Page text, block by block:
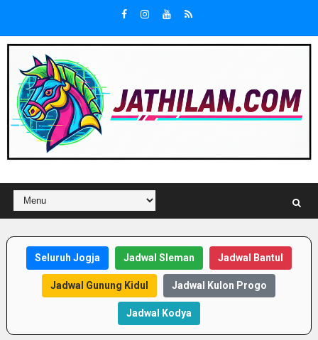
Seluruh Jogja Jadwal Sleman Jadwal Bantul
Jadwal Gunung Kidul Jadwal Kulon Progo
Jadwal Kodya